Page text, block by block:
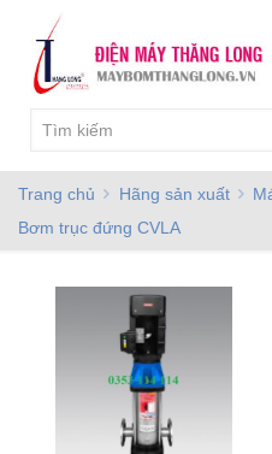
Trang chủ Hãng sản xuất
Bơm trục đứng CVLA